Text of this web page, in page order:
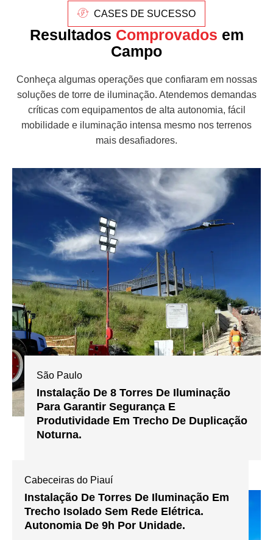
CASES DE SUCESSO
Resultados Comprovados em
Campo
Conheça algumas operações que confiaram em nossas
soluções de torre de iluminação. Atendemos demandas
críticas com equipamentos de alta autonomia, fácil
mobilidade e iluminação intensa mesmo nos terrenos
mais desafiadores.
São Paulo
Instalação De 8 Torres De Iluminação
Para Garantir Segurança E
Produtividade Em Trecho De Duplicação
Noturna.
Cabeceiras do Piauí
Instalação De Torres De Iluminação Em
Trecho Isolado Sem Rede Elétrica.
Autonomia De 9h Por Unidade.